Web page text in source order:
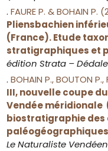
.FAURE P. & BOHAIN P.
Pliensbachien
(France). Etude
stratigraphiques et
édition Strata –
.BOHAIN P., BOUTON P.,
III, nouvelle coupe
Vendée méridionale
biostratigraphie
Le Naturaliste Vendéen